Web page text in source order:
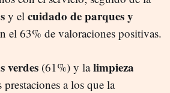
y el cuidado de parques y
el 63% de valoraciones positivas.
verdes (61%) y lalimpieza
a los que la